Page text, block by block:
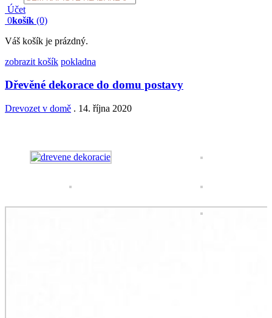
search
Účet
0košík (0)
Váš košík je prázdný.
zobrazit košík pokladna
Dřevěné dekorace do domu postavy
Drevozet v domě . 14. října 2020